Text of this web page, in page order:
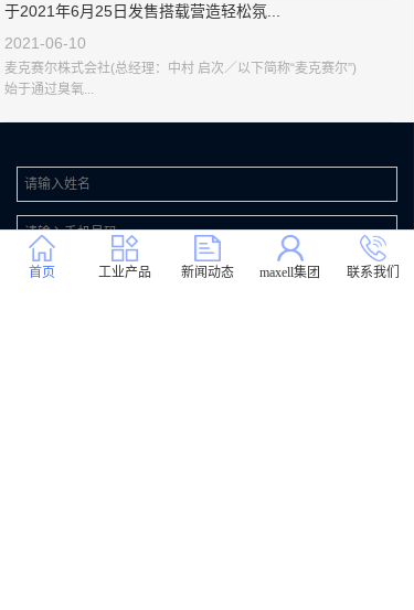
于2021年6月25日发售搭载营造轻松氛...
2021-06-10
麦克赛尔株式会社(总经理：中村 启次／以下简称“麦克赛尔”)
始于通过臭氧...
首页 工业产品 新闻动态 maxell集团 联系我们